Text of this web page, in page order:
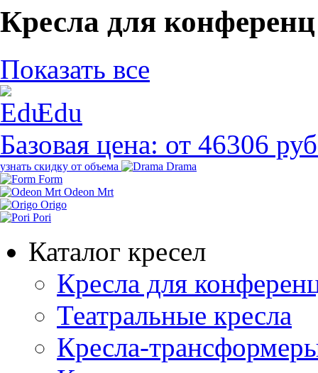
Кресла для
Показать все
Edu
Базовая цена: от 46306
узнать скидку от объема
Drama
Form
Odeon Mrt
Origo
Pori
Каталог кресел
Кресла для
Театральные кресла
Кресла-